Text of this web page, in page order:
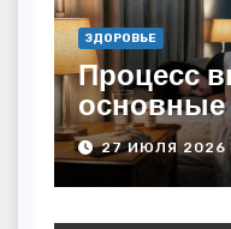
ЗДОРОВЬЕ
Процесс
основные
методы
27 ИЮЛЯ 2026